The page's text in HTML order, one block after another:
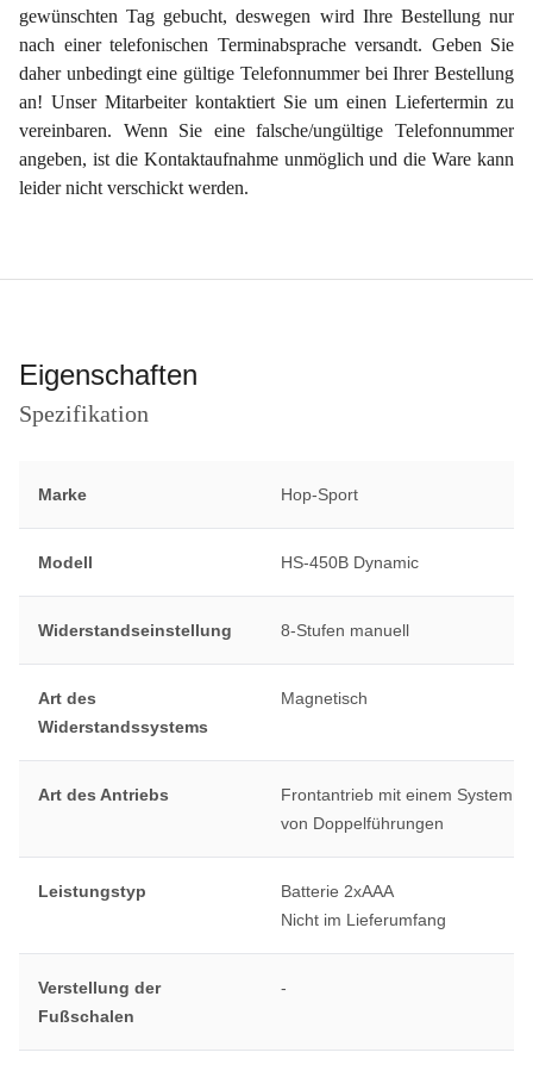
gewünschten Tag gebucht, deswegen wird Ihre Bestellung nur
nach einer telefonischen Terminabsprache versandt. Geben Sie
daher unbedingt eine gültige Telefonnummer bei Ihrer Bestellung
an! Unser Mitarbeiter kontaktiert Sie um einen Liefertermin zu
vereinbaren. Wenn Sie eine falsche/ungültige Telefonnummer
angeben, ist die Kontaktaufnahme unmöglich und die Ware kann
leider nicht verschickt werden.
Eigenschaften
Spezifikation
Marke Hop-Sport
Modell HS-450B Dynamic
Widerstandseinstellung 8-Stufen manuell
Art des
Widerstandssystems
Magnetisch
Art des Antriebs
Frontantrieb mit einem System
von Doppelführungen
Leistungstyp
Batterie 2xAAA
Nicht im Lieferumfang
Verstellung der
Fußschalen
-